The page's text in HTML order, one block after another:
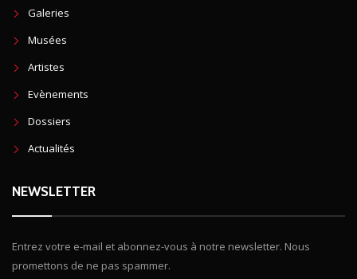
Galeries
Musées
Artistes
Evènements
Dossiers
Actualités
NEWSLETTER
Entrez votre e-mail et abonnez-vous à notre newsletter. Nous
promettons de ne pas spammer.